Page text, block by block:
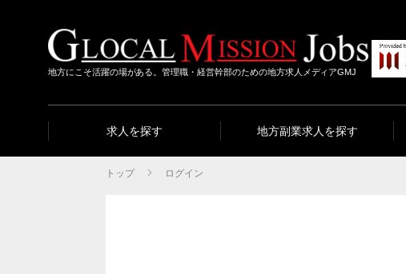
地方にこそ活躍の場がある。管理職・経営幹部のための地方求人メディアGMJ
求人を探す 地方副業求人を探す
トップ ログイン